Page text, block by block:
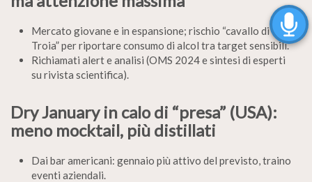
Mercato giovane e in espansione; rischio “cavallo di
Troia” per riportare consumo di alcol tra target sensibili.
Richiamati alert e analisi (OMS 2024 e sintesi di esperti
su rivista scientifica).
Dry January in calo di “presa” (USA):
meno mocktail, più distillati
Dai bar americani: gennaio più attivo del previsto, traino
eventi aziendali.